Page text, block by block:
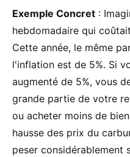
Exemple Concret :
hebdomadaire qui
Cette année, le même
l'inflation est de 5%. Si
augmenté de 5%, vous
grande partie de votre
ou acheter moins de
hausse des prix du
peser considérablement